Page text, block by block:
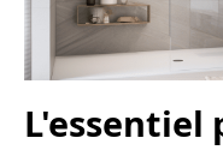
L'essentiel